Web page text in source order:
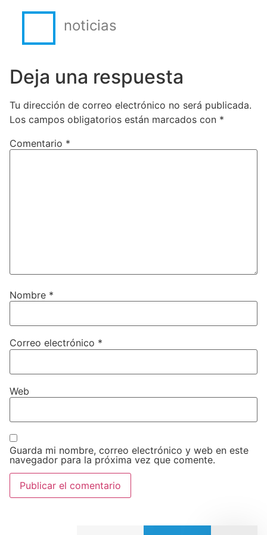
noticias
Deja una respuesta
Tu dirección de correo electrónico no será publicada.
Los campos obligatorios están marcados con *
Comentario *
Nombre *
Correo electrónico *
Web
Guarda mi nombre, correo electrónico y web en este
navegador para la próxima vez que comente.